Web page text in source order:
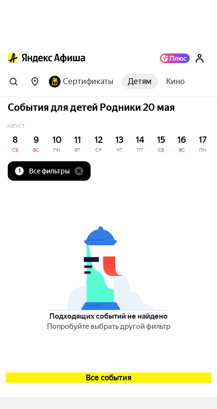
Сертификаты Детям Кино
События для детей Родники 20 мая
АВГУСТ
8
СБ
9
ВС
10
ПН
11
ВТ
12
СР
13
ЧТ
14
ПТ
15
СБ
16
ВС
17
ПН
1 Все фильтры
Подходящих событий не найдено
Попробуйте выбрать другой фильтр
Все события